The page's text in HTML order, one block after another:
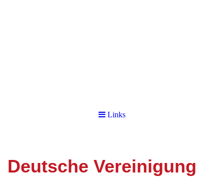
Links
Deutsche Vereinigung